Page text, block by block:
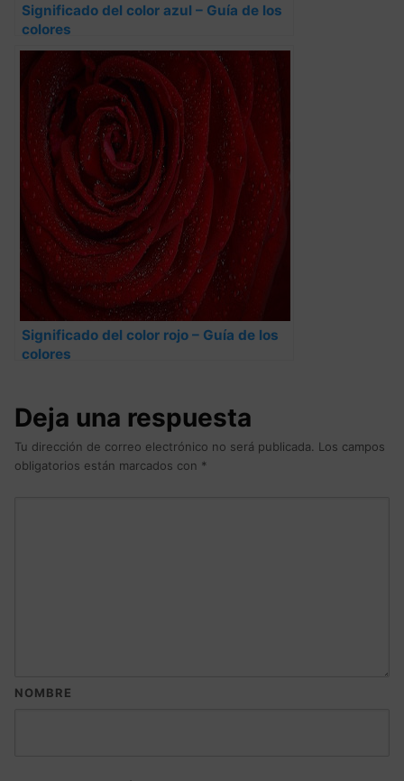
Significado del color azul – Guía de los
colores
Significado del color rojo – Guía de los
colores
Deja una respuesta
Tu dirección de correo electrónico no será publicada.
Los campos
obligatorios están marcados con *
NOMBRE